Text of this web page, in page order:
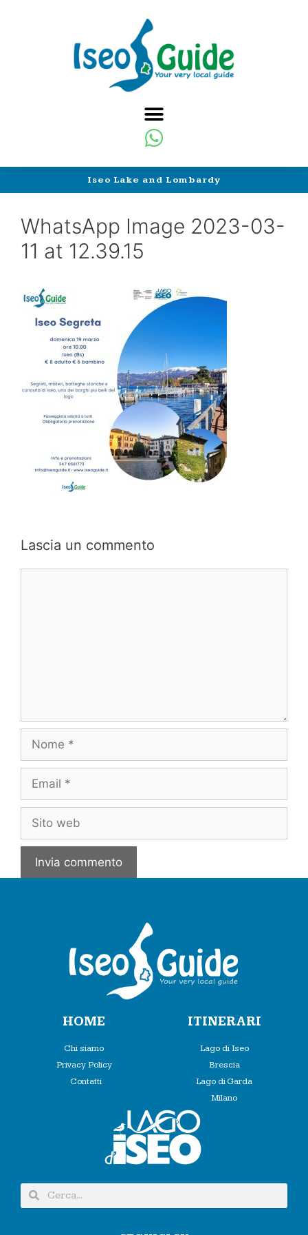
Iseo Lake and Lombardy
WhatsApp Image 2023-03-
11 at 12.39.15
Lascia un commento
HOME
Chi siamo
Privacy Policy
Contatti
ITINERARI
Lago di Iseo
Brescia
Lago di Garda
Milano